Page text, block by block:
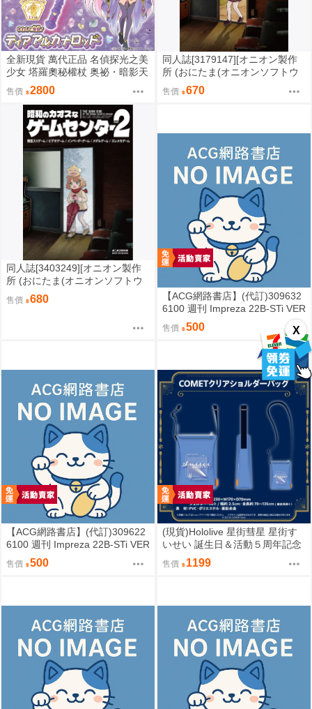
X
全新現貨 萬代正品 名偵探光之美
少女 塔羅奧秘權杖 奥祕・暗影天
使 權杖 法杖 魔法棒 變身器 森亞
露露卡
售價 2800
同人誌[3179147][オニオン製作
所 (おにたま(オニオンソフトウ
ェア))]昭和のカオスなゲームセ
ンター (其他)
售價 670
同人誌[3403249][オニオン製作
所 (おにたま(オニオンソフトウ
ェア))]昭和のカオスなゲームセ
ンター PART 2 (其他)
售價 680
【ACG網路書店】(代訂)309632
6100 週刊 Impreza 22B-STi VER
SION をつくる (10)
售價 500
【ACG網路書店】(代訂)309622
6100 週刊 Impreza 22B-STi VER
SION をつくる (9)
售價 500
(現貨)Hololive 星街彗星 星街す
いせい 誕生日＆活動５周年記念
COMET透明側背包 單肩背包
售價 1199